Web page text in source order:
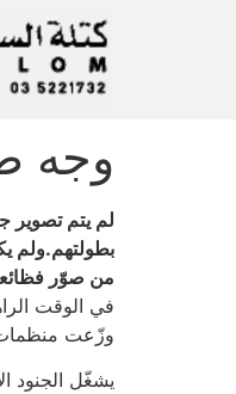
وجه
لم يتم تصوير
بطولتهم.ولم
من صوّر
في الوقت
وزّعت منظمات
يشغّل الجنود